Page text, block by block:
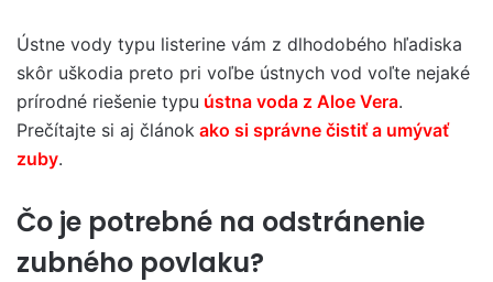
Ústne vody typu listerine vám z dlhodobého hľadiska
skôr uškodia preto pri voľbe ústnych vod voľte nejaké
prírodné riešenie typu ústna voda z Aloe Vera.
Prečítajte si aj článok ako si správne čistiť a umývať
zuby.
Čo je potrebné na odstránenie
zubného povlaku?